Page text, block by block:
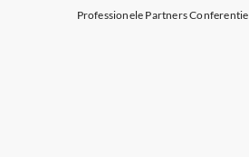
Professionele Partners Conferentie